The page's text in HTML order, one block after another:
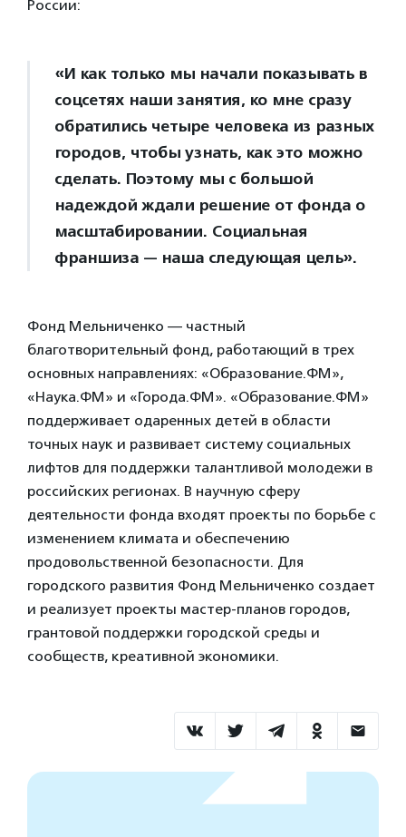
России:
«И как только мы начали показывать в
соцсетях наши занятия, ко мне сразу
обратились четыре человека из разных
городов, чтобы узнать, как это можно
сделать. Поэтому мы с большой
надеждой ждали решение от фонда о
масштабировании. Социальная
франшиза — наша следующая цель».
Фонд Мельниченко — частный
благотворительный фонд, работающий в трех
основных направлениях: «Образование.ФМ»,
«Наука.ФМ» и «Города.ФМ». «Образование.ФМ»
поддерживает одаренных детей в области
точных наук и развивает систему социальных
лифтов для поддержки талантливой молодежи в
российских регионах. В научную сферу
деятельности фонда входят проекты по борьбе с
изменением климата и обеспечению
продовольственной безопасности. Для
городского развития Фонд Мельниченко создает
и реализует проекты мастер-планов городов,
грантовой поддержки городской среды и
сообществ, креативной экономики.